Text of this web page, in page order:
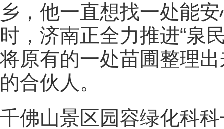
乡，他一直想找一处能
时，济南正全力推进“泉
将原有的一处苗圃整理
的合伙人。
千佛山景区园容绿化科